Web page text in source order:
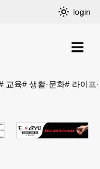
login
교육# 생활·문화# 라이프